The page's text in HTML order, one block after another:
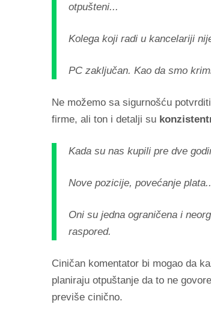
otpušteni...
Kolega koji radi u kancelariji
PC zaključan. Kao da smo
Ne možemo sa sigurnošću
firme, ali ton i detalji su
Kada su nas kupili pre dve
Nove pozicije, povećanje
Oni su jedna ograničena i
raspored.
Ciničan komentator bi mogao da
planiraju otpuštanje da to ne
previše cinično.